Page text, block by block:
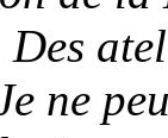
Des
ne